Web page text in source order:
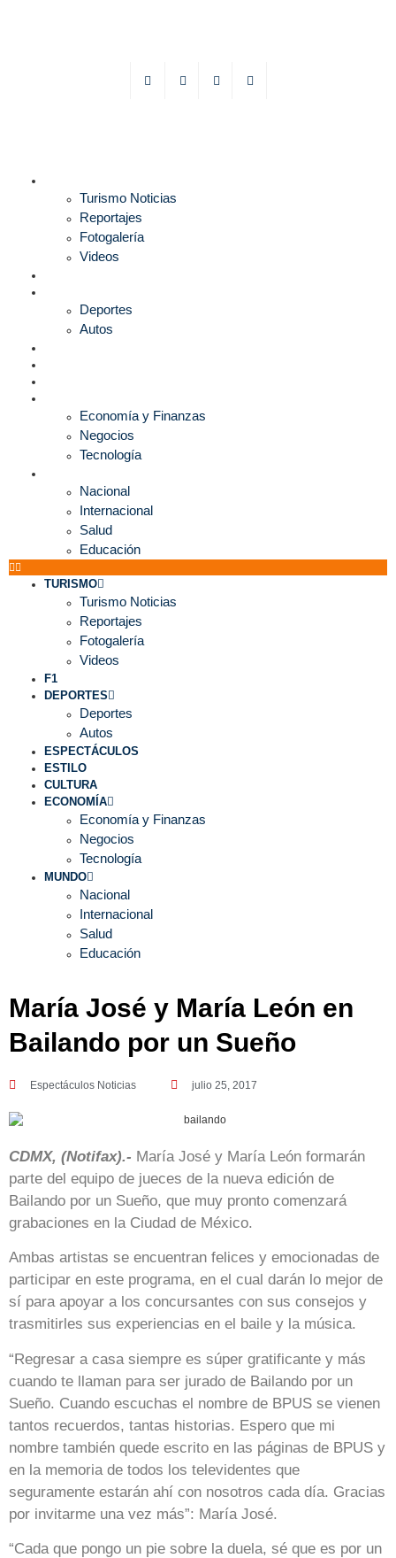
Turismo Noticias
Reportajes
Fotogalería
Videos
Deportes
Autos
Economía y Finanzas
Negocios
Tecnología
Nacional
Internacional
Salud
Educación
TURISMO
Turismo Noticias
Reportajes
Fotogalería
Videos
F1
DEPORTES
Deportes
Autos
ESPECTÁCULOS
ESTILO
CULTURA
ECONOMÍA
Economía y Finanzas
Negocios
Tecnología
MUNDO
Nacional
Internacional
Salud
Educación
María José y María León en
Bailando por un Sueño
Espectáculos Noticias julio 25, 2017
CDMX, (Notifax).- María José y María León formarán
parte del equipo de jueces de la nueva edición de
Bailando por un Sueño, que muy pronto comenzará
grabaciones en la Ciudad de México.
Ambas artistas se encuentran felices y emocionadas de
participar en este programa, en el cual darán lo mejor de
sí para apoyar a los concursantes con sus consejos y
trasmitirles sus experiencias en el baile y la música.
“Regresar a casa siempre es súper gratificante y más
cuando te llaman para ser jurado de Bailando por un
Sueño. Cuando escuchas el nombre de BPUS se vienen
tantos recuerdos, tantas historias. Espero que mi
nombre también quede escrito en las páginas de BPUS y
en la memoria de todos los televidentes que
seguramente estarán ahí con nosotros cada día. Gracias
por invitarme una vez más”: María José.
“Cada que pongo un pie sobre la duela, sé que es por un